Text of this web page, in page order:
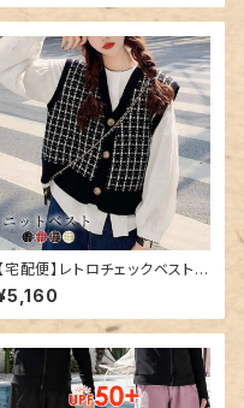
【宅配便】レトロチェックベスト／